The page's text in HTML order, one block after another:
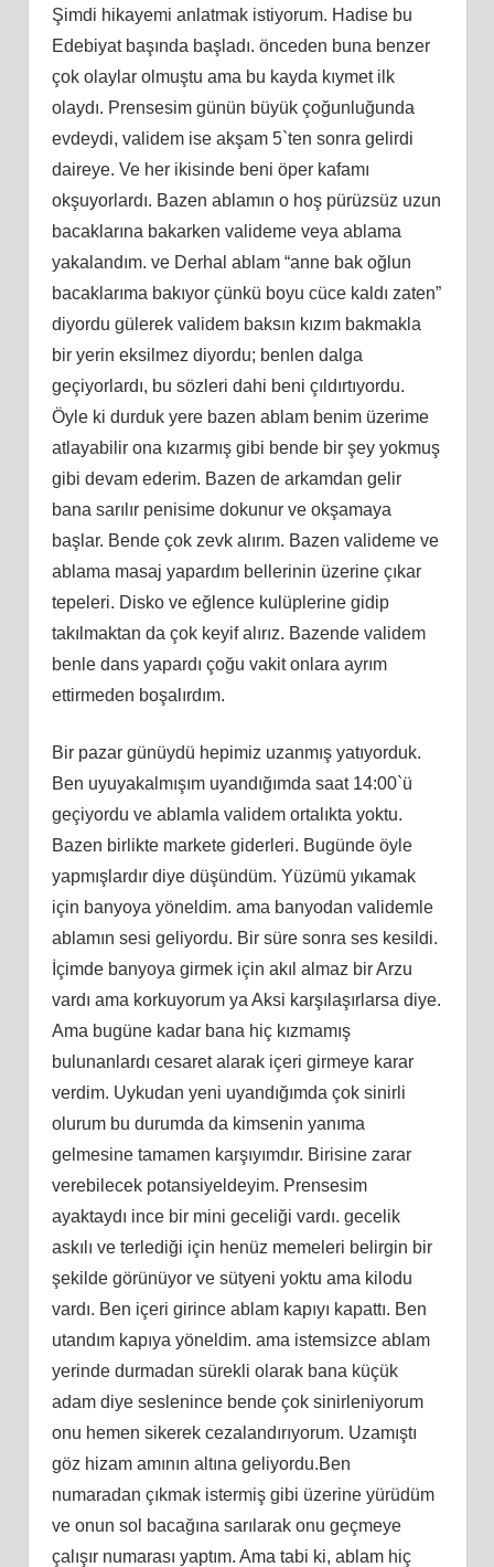
Şimdi hikayemi anlatmak istiyorum. Hadise bu
Edebiyat başında başladı. önceden buna benzer
çok olaylar olmuştu ama bu kayda kıymet ilk
olaydı. Prensesim günün büyük çoğunluğunda
evdeydi, validem ise akşam 5`ten sonra gelirdi
daireye. Ve her ikisinde beni öper kafamı
okşuyorlardı. Bazen ablamın o hoş pürüzsüz uzun
bacaklarına bakarken valideme veya ablama
yakalandım. ve Derhal ablam “anne bak oğlun
bacaklarıma bakıyor çünkü boyu cüce kaldı zaten”
diyordu gülerek validem baksın kızım bakmakla
bir yerin eksilmez diyordu; benlen dalga
geçiyorlardı, bu sözleri dahi beni çıldırtıyordu.
Öyle ki durduk yere bazen ablam benim üzerime
atlayabilir ona kızarmış gibi bende bir şey yokmuş
gibi devam ederim. Bazen de arkamdan gelir
bana sarılır penisime dokunur ve okşamaya
başlar. Bende çok zevk alırım. Bazen valideme ve
ablama masaj yapardım bellerinin üzerine çıkar
tepeleri. Disko ve eğlence kulüplerine gidip
takılmaktan da çok keyif alırız. Bazende validem
benle dans yapardı çoğu vakit onlara ayrım
ettirmeden boşalırdım.
Bir pazar günüydü hepimiz uzanmış yatıyorduk.
Ben uyuyakalmışım uyandığımda saat 14:00`ü
geçiyordu ve ablamla validem ortalıkta yoktu.
Bazen birlikte markete giderleri. Bugünde öyle
yapmışlardır diye düşündüm. Yüzümü yıkamak
için banyoya yöneldim. ama banyodan validemle
ablamın sesi geliyordu. Bir süre sonra ses kesildi.
İçimde banyoya girmek için akıl almaz bir Arzu
vardı ama korkuyorum ya Aksi karşılaşırlarsa diye.
Ama bugüne kadar bana hiç kızmamış
bulunanlardı cesaret alarak içeri girmeye karar
verdim. Uykudan yeni uyandığımda çok sinirli
olurum bu durumda da kimsenin yanıma
gelmesine tamamen karşıyımdır. Birisine zarar
verebilecek potansiyeldeyim. Prensesim
ayaktaydı ince bir mini geceliği vardı. gecelik
askılı ve terlediği için henüz memeleri belirgin bir
şekilde görünüyor ve sütyeni yoktu ama kilodu
vardı. Ben içeri girince ablam kapıyı kapattı. Ben
utandım kapıya yöneldim. ama istemsizce ablam
yerinde durmadan sürekli olarak bana küçük
adam diye seslenince bende çok sinirleniyorum
onu hemen sikerek cezalandırıyorum. Uzamıştı
göz hizam amının altına geliyordu.Ben
numaradan çıkmak istermiş gibi üzerine yürüdüm
ve onun sol bacağına sarılarak onu geçmeye
çalışır numarası yaptım. Ama tabi ki, ablam hiç